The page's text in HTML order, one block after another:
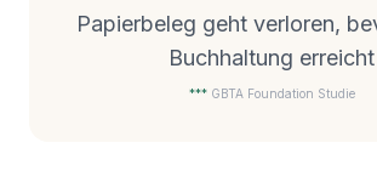
Papierbeleg geht verloren,
Buchhaltung erreicht
*** GBTA Foundation Studie